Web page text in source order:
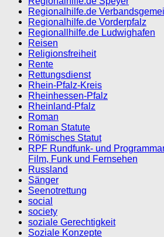
Regionalhilfe.de
Regionalhilfe.de Vorderpfalz
Regionallhilfe.de Ludwighafen
Reisen
Religionsfreiheit
Rente
Rettungsdienst
Rhein-Pfalz-Kreis
Rheinhessen-Pfalz
Rheinland-Pfalz
Roman
Roman Statute
Römisches Statut
RPF Rundfunk- und
Film, Funk und Fernsehen
Russland
Sänger
Seenotrettung
social
society
soziale Gerechtigkeit
Soziale Konzepte